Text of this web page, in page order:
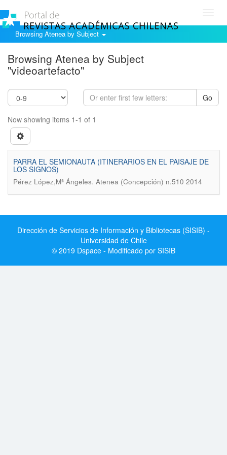
Browsing Atenea by Subject
Browsing Atenea by Subject
"videoartefacto"
Go
Now showing items 1-1 of 1
PARRA EL SEMIONAUTA (ITINERARIOS EN EL PAISAJE DE
LOS SIGNOS)
Pérez López,Mª Ángeles. Atenea (Concepción) n.510 2014
Dirección de Servicios de Información y Bibliotecas (SISIB) -
Universidad de Chile
© 2019 Dspace - Modificado por SISIB